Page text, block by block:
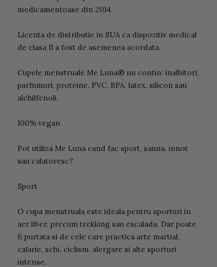
medicamentoase din 2014.
Licenta de distributie in SUA ca dispozitiv medical
de clasa II a fost de asemenea acordata.
Cupele menstruale Me Luna® nu contin: inalbitori,
parfumuri, proteine, PVC, BPA, latex, silicon sau
alchilfenoli.
100% vegan
Pot utiliza Me Luna cand fac sport, sauna, innot
sau calatoresc?
Sport
O cupa menstruala este ideala pentru sporturi in
aer liber, precum trekking sau escalada. Dar poate
fi purtata si de cele care practica arte martial,
calarie, schi, ciclism, alergare si alte sporturi
intense.